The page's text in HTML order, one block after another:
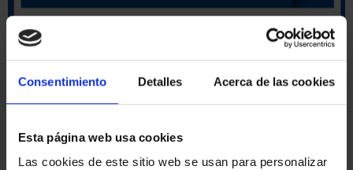
Consentimiento Detalles Acerca de las cookies
Esta página web usa cookies
Las cookies de este sitio web se usan para personalizar
REFINAR